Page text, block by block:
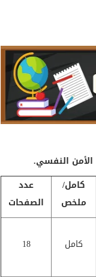
الأمن النفسي.
كامل/
ملخص
عدد
الصفحات
كامل 18